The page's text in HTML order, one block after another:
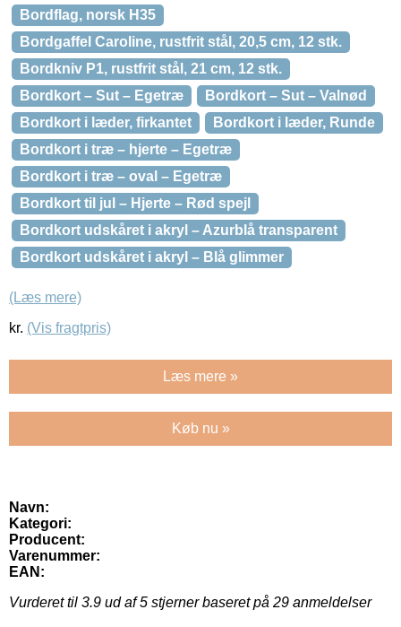
Bordflag, norsk H35
Bordgaffel Caroline, rustfrit stål, 20,5 cm, 12 stk.
Bordkniv P1, rustfrit stål, 21 cm, 12 stk.
Bordkort – Sut – Egetræ
Bordkort – Sut – Valnød
Bordkort i læder, firkantet
Bordkort i læder, Runde
Bordkort i træ – hjerte – Egetræ
Bordkort i træ – oval – Egetræ
Bordkort til jul – Hjerte – Rød spejl
Bordkort udskåret i akryl – Azurblå transparent
Bordkort udskåret i akryl – Blå glimmer
(Læs mere)
kr. (Vis fragtpris)
Læs mere »
Køb nu »
Navn:
Kategori:
Producent:
Varenummer:
EAN:
Vurderet til 3.9 ud af 5 stjerner baseret på 29 anmeldelser